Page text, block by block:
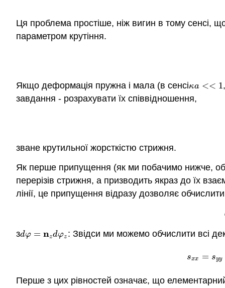
Ця проблема простіше, ніж вигин в тому сенсі,
параметром крутіння.
Якщо деформація пружна і мала (в сенсіκa << 1
κa<<1
завдання - розрахувати їх співвідношення,
зване крутильної жорсткістю стрижня.
Як перше припущення (як ми побачимо нижче,
перерізів стрижня, а призводить якраз до їх
лінії, це припущення відразу дозволяє
зdφ = nzdφz
dφ =n zdφz : Звідси ми можемо обчислити всі
sxx = syy
Перше з цих рівностей означає, що